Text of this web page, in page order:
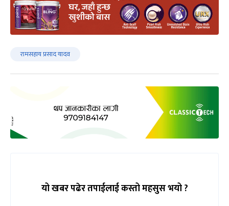
रामसहाय प्रसाद यादव
यो खबर पढेर तपाईलाई कस्तो महसुस भयो ?